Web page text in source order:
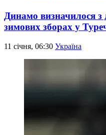
Динамо визначилося
зимових зборах у
11 січня, 06:30 Україна